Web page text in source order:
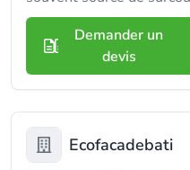
Demander un
devis
Ecofacadebati